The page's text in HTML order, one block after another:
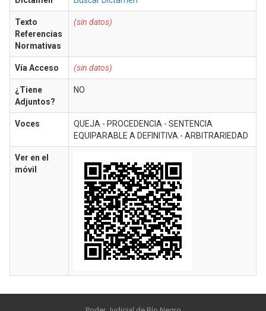
Texto
Referencias
Normativas
(sin datos)
Vía Acceso (sin datos)
¿Tiene
Adjuntos?
NO
Voces
QUEJA - PROCEDENCIA - SENTENCIA
EQUIPARABLE A DEFINITIVA - ARBITRARIEDAD
Ver en el
móvil